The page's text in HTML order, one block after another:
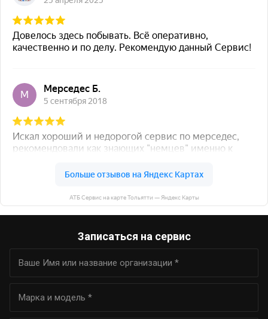
АТБ Сервис на карте Тольятти — Яндекс Карты
Записаться на сервис